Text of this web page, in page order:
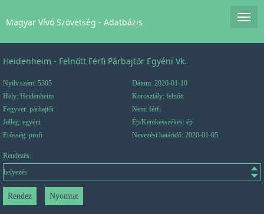
Magyar Vívó Szövetség - Adatbázis
Heidenheim - Felnőtt Férfi Párbajtőr Egyéni Vk.
Nyilv.szám: 5305
Dátum: 2020-01-10
Hely: Heidenheim
Korosztály: felnőtt
Fegyver: párbajtőr
Nem: férfi
Jelleg: egyéni
Ép/Kerekesszékes: ép
Erősség: profi
Nevezési határidő: 2020-01-05
Rendezés: